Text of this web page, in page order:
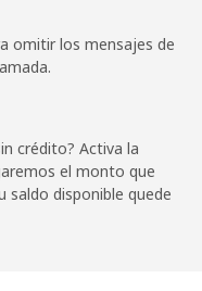
min por ⁦$10⁩
omitir los mensajes de
crédito? Activa la
el monto que
saldo disponible quede